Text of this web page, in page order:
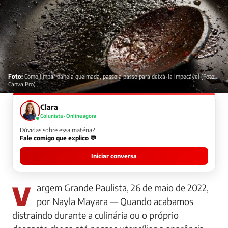
Foto:Como limpar panela queimada, passo a passo para deixá-la impecável (Foto:
Canva Pro)
Clara
Colunista · Online agora
Dúvidas sobre essa matéria?
Fale comigo que explico 💬
Iniciar conversa
Vargem Grande Paulista, 26 de maio de 2022, por Nayla Mayara — Quando acabamos
distraindo durante a culinária ou o próprio